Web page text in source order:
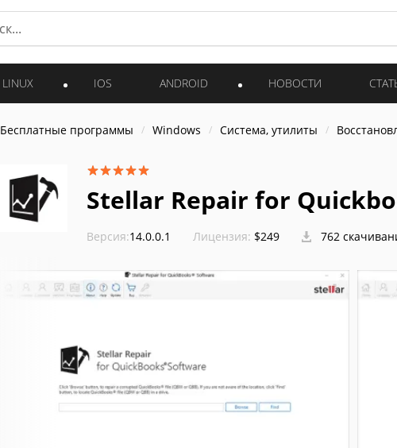
LINUX IOS ANDROID НОВОСТИ
Бесплатные программы Windows Система, утилиты
Stellar Repair for
Версия:14.0.0.1 Лицензия: $249 762